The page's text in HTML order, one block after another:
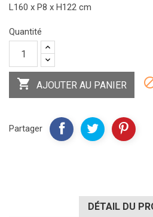
L160 x P8 x H122 cm
Quantité
 AJOUTER AU PANIER
Partager
DÉTAIL DU